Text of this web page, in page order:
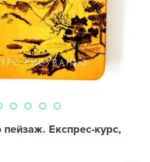
Експрес-курс,